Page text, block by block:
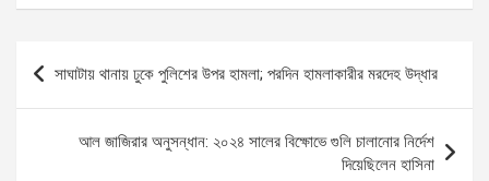
ce
b
o
o
se
g
er
at
s
A
p
p
ar
e
Post
navigation
সাঘাটায় থানায় ঢুকে পুলিশের উপর হামলা; পরদিন হামলাকারীর মরদেহ উদ্ধার
আল জাজিরার অনুসন্ধান: ২০২৪ সালের বিক্ষোভে গুলি চালানোর নির্দেশ
দিয়েছিলেন হাসিনা